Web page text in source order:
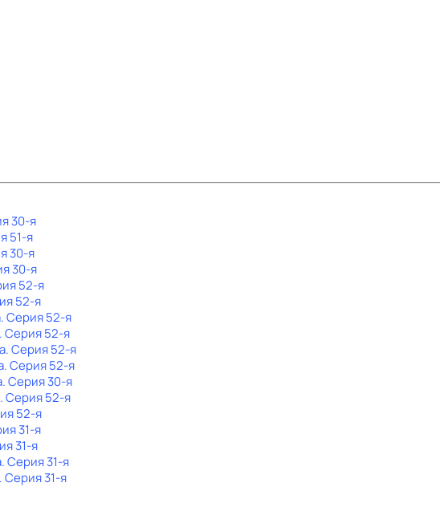
30-я
51-я
30-я
30-я
52-я
52-я
. Серия 52-я
. Серия 52-я
. Серия 52-я
. Серия 52-я
. Серия 30-я
. Серия 52-я
52-я
31-я
31-я
. Серия 31-я
. Серия 31-я